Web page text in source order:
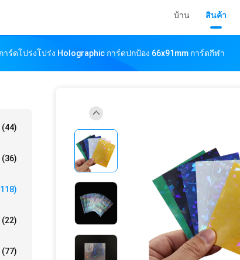
บ้าน สินค้า
การ์ดโปร่งโปร่ง Holographic การ์ดปกป้อง 66x91mm การ์ดกีฬา
(44)
(36)
(22)
(77)